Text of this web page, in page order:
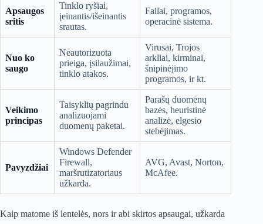
Apsaugos
sritis
Tinklo ryšiai,
įeinantis/išeinantis
srautas.
Failai, programos,
operacinė sistema.
Nuo ko
saugo
Neautorizuota
prieiga, įsilaužimai,
tinklo atakos.
Virusai, Trojos
arkliai, kirminai,
šnipinėjimo
programos, ir kt.
Veikimo
principas
Taisyklių pagrindu
analizuojami
duomenų paketai.
Parašų duomenų
bazės, heuristinė
analizė, elgesio
stebėjimas.
Pavyzdžiai
Windows Defender
Firewall,
maršrutizatoriaus
užkarda.
AVG, Avast, Norton,
McAfee.
Kaip matome iš lentelės, nors ir abi skirtos apsaugai, užkarda